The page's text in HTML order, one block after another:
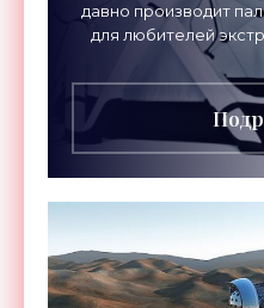
давно производит
для любителей
этот раз она